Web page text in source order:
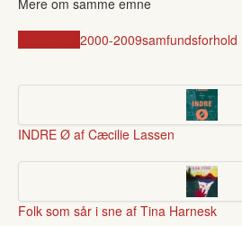
2000-2009samfundsforhold
INDRE Ø af Cæcilie Lassen
Folk som sår i sne af Tina Harnesk